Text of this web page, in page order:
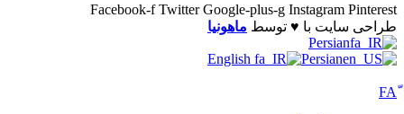
Facebook-f Twitter Google-plus-g Instagram Pinterest
طراحی سایت با ♥️ توسط ماهونیا
Persian
English
Persian